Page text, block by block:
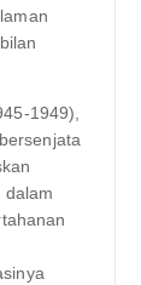
1949),
dalam